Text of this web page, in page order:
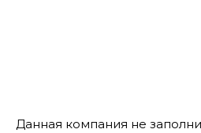
Данная компания не